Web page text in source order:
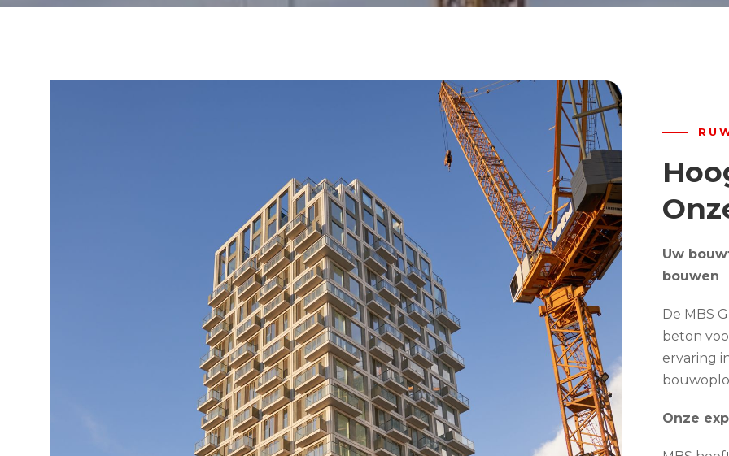
Uw
bouwen
De MBS
beton
ervaring
Onze